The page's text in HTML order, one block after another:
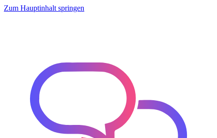
Zum Hauptinhalt springen